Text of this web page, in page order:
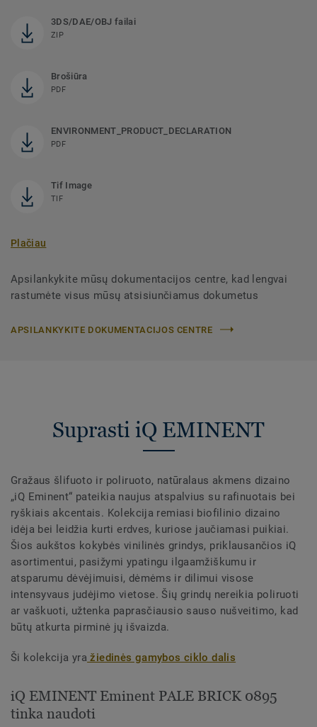
3DS/DAE/OBJ failai
ZIP
Brošiūra
PDF
ENVIRONMENT_PRODUCT_DECLARATION
PDF
Tif Image
TIF
Plačiau
Apsilankykite mūsų dokumentacijos centre, kad lengvai
rastumėte visus mūsų atsisiunčiamus dokumetus
APSILANKYKITE DOKUMENTACIJOS CENTRE
Suprasti iQ EMINENT
Gražaus šlifuoto ir poliruoto, natūralaus akmens dizaino
„iQ Eminent“ pateikia naujus atspalvius su rafinuotais bei
ryškiais akcentais. Kolekcija remiasi biofilinio dizaino
idėja bei leidžia kurti erdves, kuriose jaučiamasi puikiai.
Šios aukštos kokybės vinilinės grindys, priklausančios iQ
asortimentui, pasižymi ypatingu ilgaamžiškumu ir
atsparumu dėvėjimuisi, dėmėms ir dilimui visose
intensyvaus judėjimo vietose. Šių grindų nereikia poliruoti
ar vaškuoti, užtenka paprasčiausio sauso nušveitimo, kad
būtų atkurta pirminė jų išvaizda.
Ši kolekcija yra žiedinės gamybos ciklo dalis
iQ EMINENT Eminent PALE BRICK 0895
tinka naudoti